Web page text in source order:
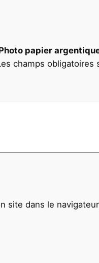
0
f
0
papier
champs obligatoires
site dans le